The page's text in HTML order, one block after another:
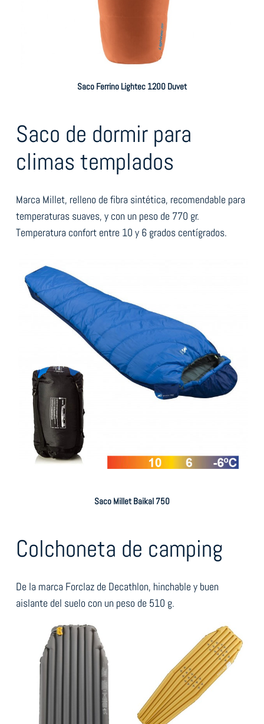
Saco Ferrino Lightec 1200 Duvet
Saco de dormir para
climas templados
Marca Millet, relleno de fibra sintética, recomendable para
temperaturas suaves, y con un peso de 770 gr.
Temperatura confort entre 10 y 6 grados centígrados.
Saco Millet Baikal 750
Colchoneta de camping
De la marca Forclaz de Decathlon, hinchable y buen
aislante del suelo con un peso de 510 g.